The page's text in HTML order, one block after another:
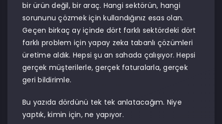
bir ürün değil, bir araç. Hangi sektörün, hangi
sorununu çözmek için kullandığınız esas olan.
Geçen birkaç ay içinde dört farklı sektördeki dört
farklı problem için yapay zeka tabanlı çözümleri
üretime aldık. Hepsi şu an sahada çalışıyor. Hepsi
gerçek müşterilerle, gerçek faturalarla, gerçek
geri bildirimle.
Bu yazıda dördünü tek tek anlatacağım. Niye
yaptık, kimin için, ne yapıyor.